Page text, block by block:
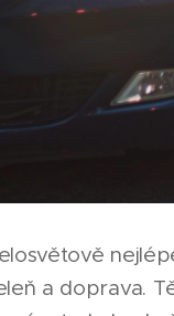
a doprava.